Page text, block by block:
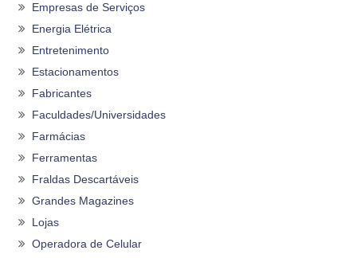
Empresas de Serviços
Energia Elétrica
Entretenimento
Estacionamentos
Fabricantes
Faculdades/Universidades
Farmácias
Ferramentas
Fraldas Descartáveis
Grandes Magazines
Lojas
Operadora de Celular